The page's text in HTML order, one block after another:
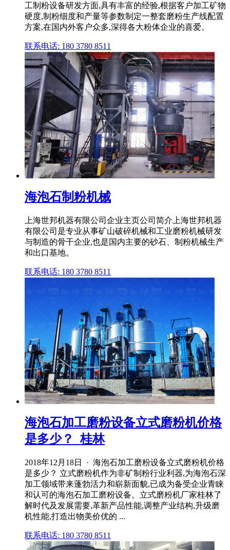
工制粉设备研发方面,具有丰富的经验,根据客户加工矿物
硬度,制粉细度和产量等参数制定一整套磨粉生产线配置
方案,在国内外客户众多,深得各大粉体企业的喜爱。
联系电话: 180 3780 8511
海泡石制粉机械
上海世邦机器有限公司企业主页公司简介上海世邦机器
有限公司是专业从事矿山破碎机械和工业磨粉机械研发
与制造的骨干企业,也是国内主要的砂石、制粉机械生产
和出口基地。
联系电话: 180 3780 8511
海泡石加工磨粉设备立式磨粉机价格
是多少？_桂林
2018年12月18日 · 海泡石加工磨粉设备立式磨粉机价格
是多少？ 立式磨粉机作为非矿制粉行业利器,为海泡石深
加工领域带来蓬勃活力和崭新面貌,已成为备受企业青睐
和认可的海泡石加工磨粉设备。立式磨粉机厂家桂林了
解时代及发展需要,革新产品性能,调整产业结构,升级磨
机性能,打造出物美价优的 ...
联系电话: 180 3780 8511